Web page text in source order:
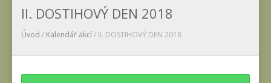
II. DOSTIHOVÝ DEN 2018
Úvod / Kalendář akcí/ II. DOSTIHOVÝ DEN 2018